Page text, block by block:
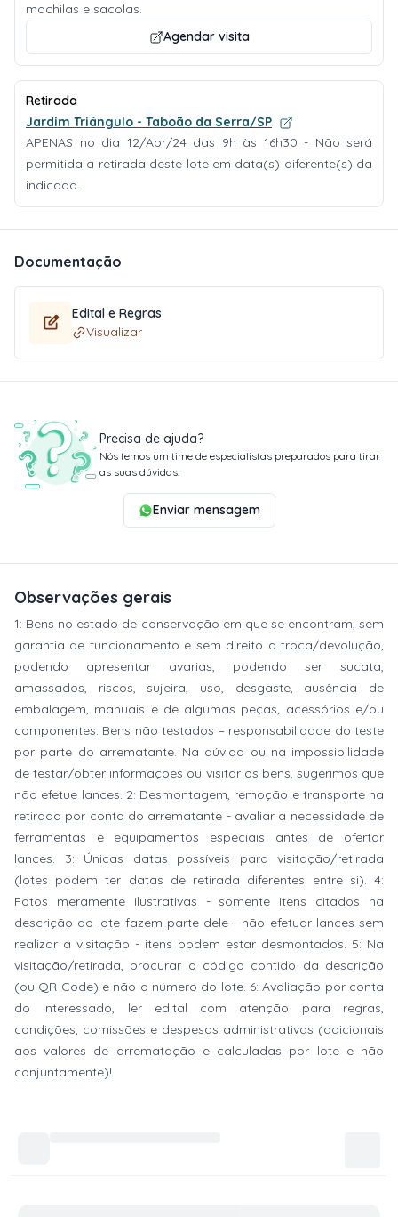
mochilas e sacolas.
Agendar visita
Retirada
Jardim Triângulo - Taboão da Serra/SP
APENAS no dia 12/Abr/24 das 9h às 16h30 - Não será
permitida a retirada deste lote em data(s) diferente(s) da
indicada.
Documentação
Edital e Regras
Visualizar
Precisa de ajuda?
Nós temos um time de especialistas preparados para tirar
as suas dúvidas.
Enviar mensagem
Observações gerais
1: Bens no estado de conservação em que se encontram, sem
garantia de funcionamento e sem direito a troca/devolução,
podendo apresentar avarias, podendo ser sucata,
amassados, riscos, sujeira, uso, desgaste, ausência de
embalagem, manuais e de algumas peças, acessórios e/ou
componentes. Bens não testados – responsabilidade do teste
por parte do arrematante. Na dúvida ou na impossibilidade
de testar/obter informações ou visitar os bens, sugerimos que
não efetue lances. 2: Desmontagem, remoção e transporte na
retirada por conta do arrematante - avaliar a necessidade de
ferramentas e equipamentos especiais antes de ofertar
lances. 3: Únicas datas possíveis para visitação/retirada
(lotes podem ter datas de retirada diferentes entre si). 4:
Fotos meramente ilustrativas - somente itens citados na
descrição do lote fazem parte dele - não efetuar lances sem
realizar a visitação - itens podem estar desmontados. 5: Na
visitação/retirada, procurar o código contido da descrição
(ou QR Code) e não o número do lote. 6: Avaliação por conta
do interessado, ler edital com atenção para regras,
condições, comissões e despesas administrativas (adicionais
aos valores de arrematação e calculadas por lote e não
conjuntamente)!